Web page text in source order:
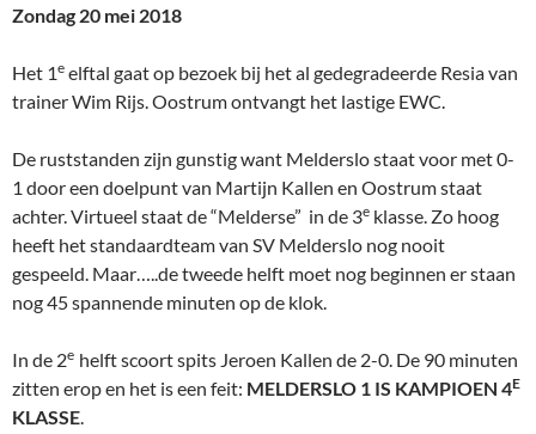
Zondag 20 mei 2018
Het 1e elftal gaat op bezoek bij het al gedegradeerde Resia van
trainer Wim Rijs. Oostrum ontvangt het lastige EWC.
De ruststanden zijn gunstig want Melderslo staat voor met 0-
1 door een doelpunt van Martijn Kallen en Oostrum staat
achter. Virtueel staat de “Melderse” in de 3e klasse. Zo hoog
heeft het standaardteam van SV Melderslo nog nooit
gespeeld. Maar…..de tweede helft moet nog beginnen er staan
nog 45 spannende minuten op de klok.
In de 2e helft scoort spits Jeroen Kallen de 2-0. De 90 minuten
zitten erop en het is een feit: MELDERSLO 1 IS KAMPIOEN 4E
KLASSE.